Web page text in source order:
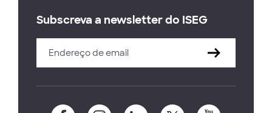
Subscreva a newsletter do ISEG